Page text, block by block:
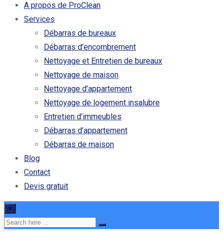
A propos de ProClean
Services
Débarras de bureaux
Débarras d’encombrement
Nettoyage et Entretien de bureaux
Nettoyage de maison
Nettoyage d’appartement
Nettoyage de logement insalubre
Entretien d’immeubles
Débarras d’appartement
Débarras de maison
Blog
Contact
Devis gratuit
×